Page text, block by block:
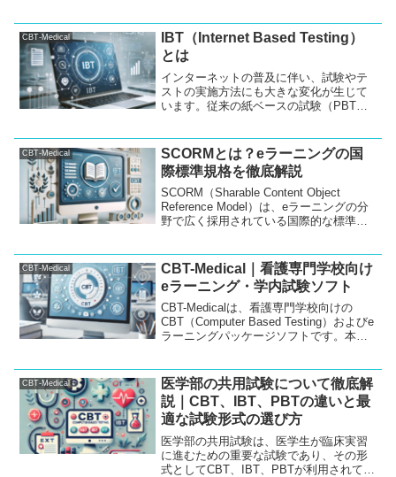
タベース化、結果の確認機能など、試験
運営を効率化する多機能を提供していま
す。教育現場で試験のオンライン化やデ
ジタル化が進む中、「CBT-Medical」はそ
のニーズに応える最適なツールとして学
習塾や学校の試験業務を強力にサポート
CBT-Medical
IBT（Internet Based Testing）
とは
インターネットの普及に伴い、試験やテ
ストの実施方法にも大きな変化が生じて
います。従来の紙ベースの試験（PBT）
ットベースの試験（IBT）が広く利用され
るようになっています...
CBT-Medical
SCORMとは？eラーニングの国
際標準規格を徹底解説
SCORM（Sharable Content Object
Reference Model）は、eラーニングの分
野で広く採用されている国際的な標準規
関係性について解説します。また、
CBT、IBT、PBTといった異なるテスト形
式との関係についても触れながら、
SCORMがeラーニングに与える影響につ
いても考察します。
CBT-Medical
CBT-Medical｜看護専門学校向け
eラーニング・学内試験ソフト
CBT-Medicalは、看護専門学校向けの
CBT（Computer Based Testing）およびe
ラーニングパッケージソフトです。本ソ
能で、学内試験や研修など多くの場面で
活用いただけます。スマートフォンにも
対応しており、インターネットを利用し
て手軽に試験や学習ができる環境を提供
します。
CBT-Medical
医学部の共用試験について徹底解
説｜CBT、IBT、PBTの違いと最
適な試験形式の選び方
医学部の共用試験は、医学生が臨床実習
に進むための重要な試験であり、その形
式としてCBT、IBT、PBTが利用されてい